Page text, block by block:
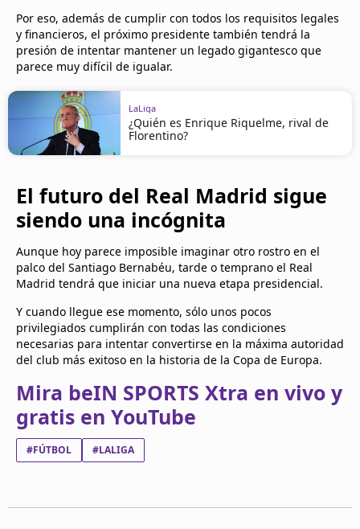
Por eso, además de cumplir con todos los requisitos legales
y financieros, el próximo presidente también tendrá la
presión de intentar mantener un legado gigantesco que
parece muy difícil de igualar.
LaLiga
¿Quién es Enrique Riquelme, rival de
Florentino?
El futuro del Real Madrid sigue
siendo una incógnita
Aunque hoy parece imposible imaginar otro rostro en el
palco del Santiago Bernabéu, tarde o temprano el Real
Madrid tendrá que iniciar una nueva etapa presidencial.
Y cuando llegue ese momento, sólo unos pocos
privilegiados cumplirán con todas las condiciones
necesarias para intentar convertirse en la máxima autoridad
del club más exitoso en la historia de la Copa de Europa.
Mira beIN SPORTS Xtra en vivo y
gratis en YouTube
#FÚTBOL #LALIGA